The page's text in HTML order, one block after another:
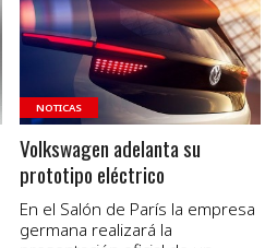
VER NOTA
NOTICAS
Volkswagen adelanta su
prototipo eléctrico
En el Salón de París la empresa
germana realizará la